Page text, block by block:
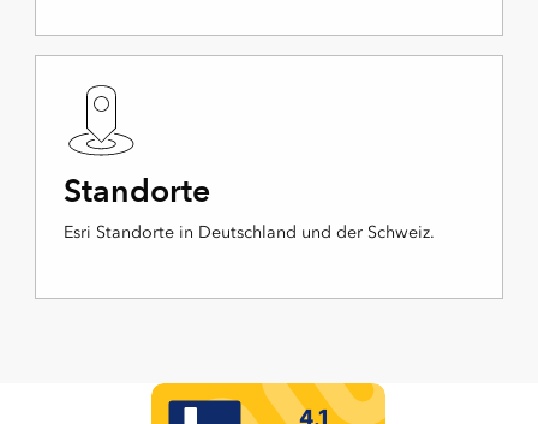
Standorte
Esri Standorte in Deutschland und der Schweiz.